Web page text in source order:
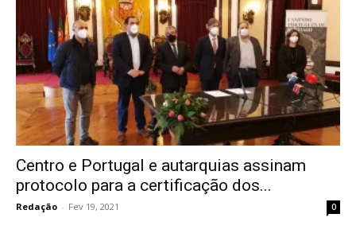
Centro e Portugal e autarquias assinam
protocolo para a certificação dos...
Redação - Fev 19, 2021 0